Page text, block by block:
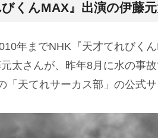
びくんMAX』出演の伊藤
年までNHK『天才てれびく
太さんが、昨年8月に水の事
「天てれサーカス部」の公式サ